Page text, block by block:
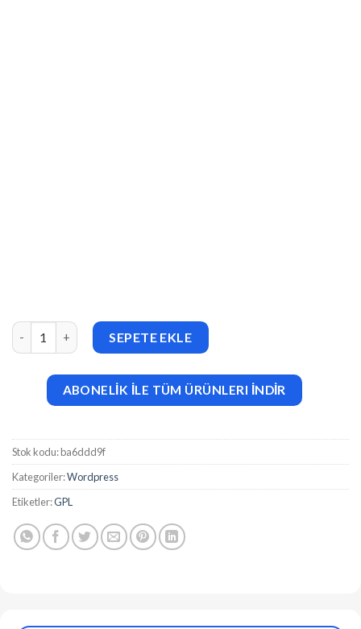
Booked v2.4.4 Appointment Booking for WordPress adet
SEPETE EKLE
ABONELİK İLE TÜM ÜRÜNLERI İNDİR
Stok kodu:ba6ddd9f
Kategoriler:Wordpress
Etiketler:GPL